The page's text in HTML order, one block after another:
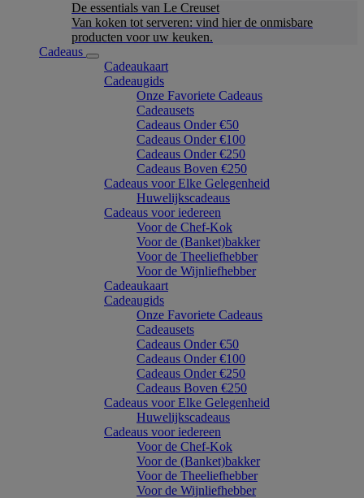
De essentials van Le Creuset
Van koken tot serveren: vind hier de onmisbare
producten voor uw keuken.
Cadeaus
Cadeaukaart
Cadeaugids
Onze Favoriete Cadeaus
Cadeausets
Cadeaus Onder €50
Cadeaus Onder €100
Cadeaus Onder €250
Cadeaus Boven €250
Cadeaus voor Elke Gelegenheid
Huwelijkscadeaus
Cadeaus voor iedereen
Voor de Chef-Kok
Voor de (Banket)bakker
Voor de Theeliefhebber
Voor de Wijnliefhebber
Cadeaukaart
Cadeaugids
Onze Favoriete Cadeaus
Cadeausets
Cadeaus Onder €50
Cadeaus Onder €100
Cadeaus Onder €250
Cadeaus Boven €250
Cadeaus voor Elke Gelegenheid
Huwelijkscadeaus
Cadeaus voor iedereen
Voor de Chef-Kok
Voor de (Banket)bakker
Voor de Theeliefhebber
Voor de Wijnliefhebber